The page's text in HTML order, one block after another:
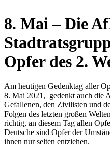
8. Mai – Die
Opfer des 2.
Am heutigen Gedenktag aller
8. Mai 2021, gedenkt auch die
Gefallenen, den Zivilisten und
Folgen des letzten großen
richtig, an diesem Tag allen
Deutsche sind Opfer der
ihnen nur selten entziehen.